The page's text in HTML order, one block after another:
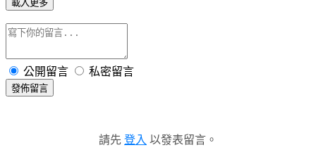
載入更多
公開留言 私密留言
發佈留言
請先 登入 以發表留言。